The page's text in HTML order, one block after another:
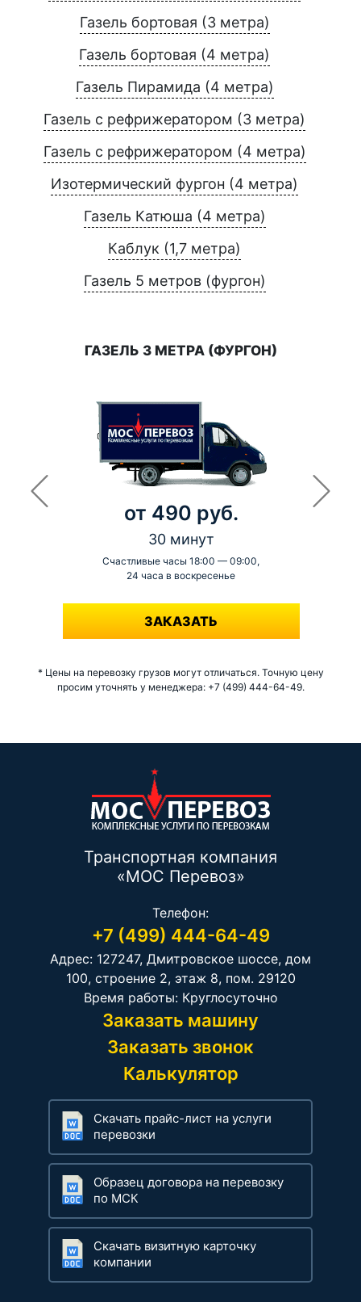
Газель бортовая (3 метра)
Газель бортовая (4 метра)
Газель Пирамида (4 метра)
Газель с рефрижератором (3 метра)
Газель с рефрижератором (4 метра)
Изотермический фургон (4 метра)
Газель Катюша (4 метра)
Каблук (1,7 метра)
Газель 5 метров (фургон)
ГАЗЕЛЬ 3 МЕТРА (ФУРГОН)
от 490 руб.
30 минут
Счастливые часы 18:00 — 09:00,
24 часа в воскресенье
-
ЗАКАЗАТЬ
* Цены на перевозку грузов могут отличаться. Точную цену
просим уточнять у менеджера: +7 (499) 444-64-49.
Транспортная компания
«МОС Перевоз»
Телефон:
+7 (499) 444-64-49
Адрес: 127247, Дмитровское шоссе, дом
100, строение 2, этаж 8, пом. 29120
Время работы: Круглосуточно
Заказать машину
Заказать звонок
Калькулятор
Скачать прайс-лист на услуги
перевозки
Образец договора на перевозку
по МСК
Скачать визитную карточку
компании